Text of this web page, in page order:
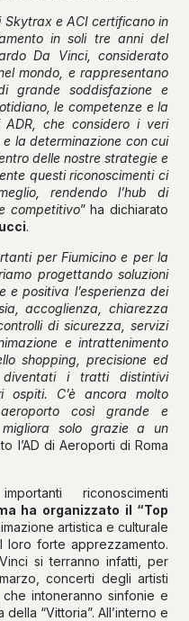
Skytrax e ACI certificano in
in soli tre anni del
Da Vinci, considerato
mondo, e rappresentano
grande soddisfazione e
le competenze e la
che considero i veri
la determinazione con cui
delle nostre strategie e
questi riconoscimenti ci
rendendo l’hub di
competitivo” ha dichiarato
.
per Fiumicino e per la
progettando soluzioni
e positiva l’esperienza dei
accoglienza, chiarezza
di sicurezza, servizi
e intrattenimento
shopping, precisione ed
i tratti distintivi
ospiti. C’è ancora molto
così grande e
solo grazie a un
l’AD di Aeroporti di Roma
riconoscimenti
ha organizzato il “Top
artistica e culturale
forte apprezzamento.
si terranno infatti, per
concerti degli artisti
che intoneranno sinfonie e
“Vittoria”. All’interno e